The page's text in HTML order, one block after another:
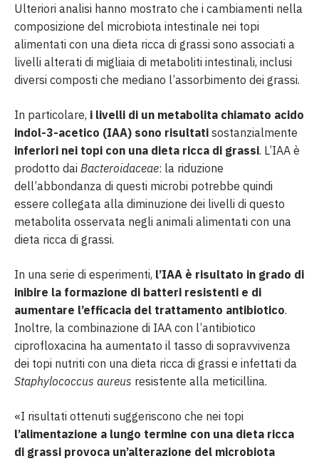
Ulteriori analisi hanno mostrato che i cambiamenti nella
composizione del microbiota intestinale nei topi
alimentati con una dieta ricca di grassi sono associati a
livelli alterati di migliaia di metaboliti intestinali, inclusi
diversi composti che mediano l’assorbimento dei grassi.
In particolare, i livelli di un metabolita chiamato acido
indol-3-acetico (IAA) sono risultati sostanzialmente
inferiori nei topi con una dieta ricca di grassi. L’IAA è
prodotto dai Bacteroidaceae: la riduzione
dell’abbondanza di questi microbi potrebbe quindi
essere collegata alla diminuzione dei livelli di questo
metabolita osservata negli animali alimentati con una
dieta ricca di grassi.
In una serie di esperimenti, l’IAA è risultato in grado di
inibire la formazione di batteri resistenti e di
aumentare l’efficacia del trattamento antibiotico.
Inoltre, la combinazione di IAA con l’antibiotico
ciprofloxacina ha aumentato il tasso di sopravvivenza
dei topi nutriti con una dieta ricca di grassi e infettati da
Staphylococcus aureus resistente alla meticillina.
«I risultati ottenuti suggeriscono che nei topi
l’alimentazione a lungo termine con una dieta ricca
di grassi provoca un’alterazione del microbiota